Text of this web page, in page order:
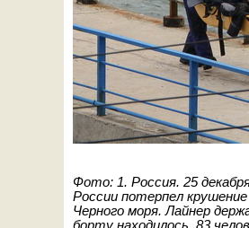
Фото: 1. Россия. 25
России потерпел
Черного моря. Лайнер